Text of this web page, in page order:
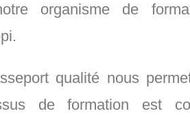
organisme de
qualité nous
de formation est